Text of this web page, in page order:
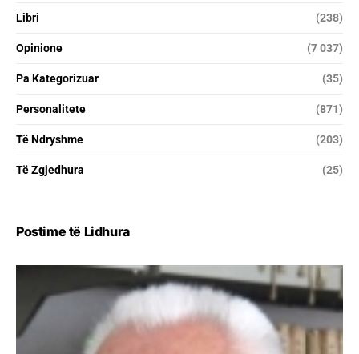
Libri (238)
Opinione (7 037)
Pa Kategorizuar (35)
Personalitete (871)
Të Ndryshme (203)
Të Zgjedhura (25)
Postime të Lidhura